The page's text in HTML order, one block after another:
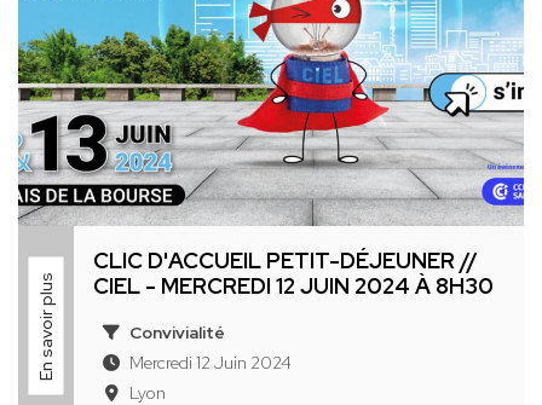
En savoir plus
CLIC D'ACCUEIL PETIT-DÉJEUNER //
CIEL - MERCREDI 12 JUIN 2024 À 8H30
Convivialité
Mercredi 12 Juin 2024
Lyon